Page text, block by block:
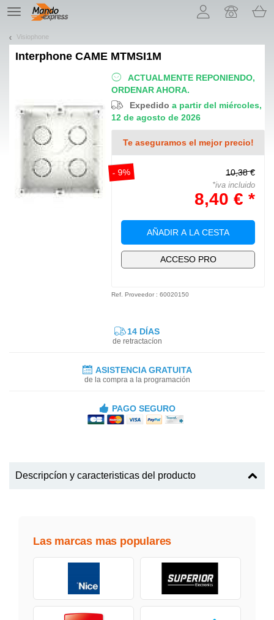
TE
navigation
Visiophone
Interphone CAME MTMSI1M
ACTUALMENTE REPONIENDO,
ORDENAR AHORA.
Expedidoa partir del miércoles,
12 de agosto de 2026
Te aseguramos el mejor precio!
- 9% 10,38 €
*iva incluido
8,40 € *
AÑADIR A LA CESTA
ACCESO PRO
Ref. Proveedor : 60020150
14 DÍAS
de retractacíon
ASISTENCIA GRATUITA
de la compra a la programación
PAGO SEGURO
Descripcíon y caracteristicas del producto
Las marcas mas populares
¡Permítenos presentarte nuestras cookies!